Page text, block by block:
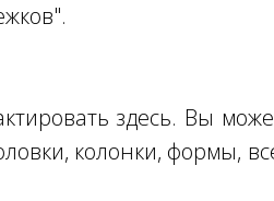
здесь. Вы
колонки, формы,